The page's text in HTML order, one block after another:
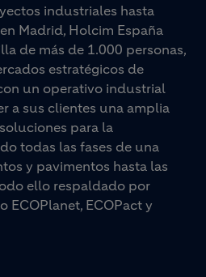
industriales hasta
Madrid, Holcim España
de más de 1.000 personas,
estratégicos de
un operativo industrial
a sus clientes una amplia
para la
todas las fases de una
y pavimentos hasta las
ello respaldado por
ECOPlanet, ECOPact y